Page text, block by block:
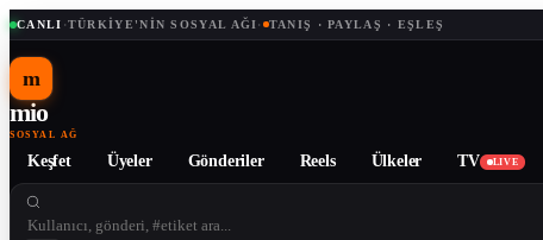
CANLI ·TÜRKIYE'NIN SOSYAL AĞI· TANIŞ · PAYLAŞ · EŞLEŞ
m
mio
SOSYAL AĞ
Keşfet Üyeler Gönderiler Reels Ülkeler TV LIVE